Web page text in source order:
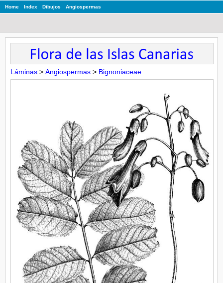
Home Index Dibujos Angiospermas
Láminas > Angiospermas > Bignoniaceae